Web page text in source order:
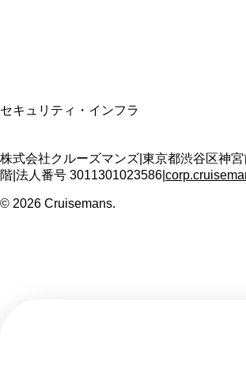
セキュリティ・インフラ
株式会社クルーズマンズ 東京都渋谷区神
階 法人番号 3011301023586
© 2026 Cruisemans.